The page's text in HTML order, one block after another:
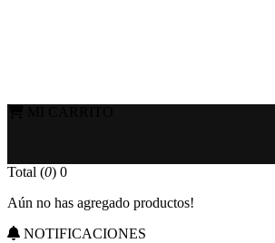
Total (0) 0
Aún no has agregado productos!
NOTIFICACIONES